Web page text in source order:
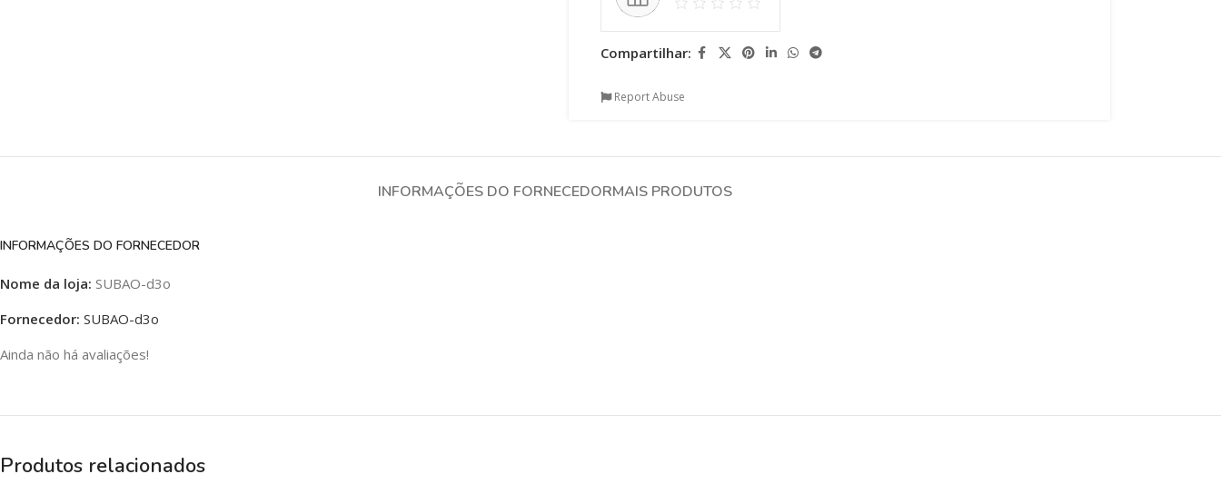
Compartilhar:
Report Abuse
INFORMAÇÕES DO FORNECEDORMAIS PRODUTOS
INFORMAÇÕES DO FORNECEDOR
Nome da loja: SUBAO-d3o
Fornecedor: SUBAO-d3o
Ainda não há avaliações!
Produtos relacionados